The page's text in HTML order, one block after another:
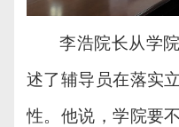
李浩院长从学
述了辅导员在落实
性。他说，学院要